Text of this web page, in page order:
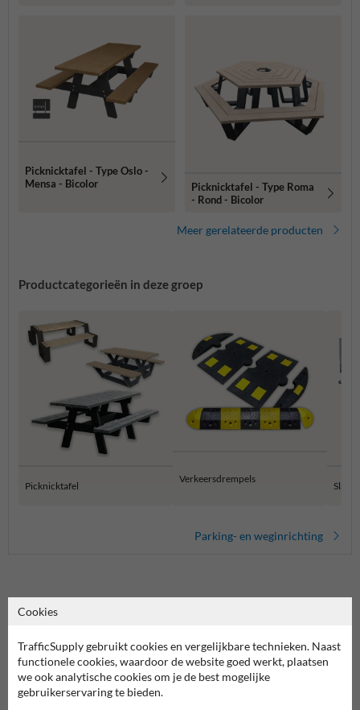
Picknicktafel - Type Oslo -
Mensa - Bicolor
Picknicktafel - Type Roma
- Rond - Bicolor
Meer gerelateerde producten
Productcategorieën in deze groep
Picknicktafel
Verkeersdrempels
Parking- en weginrichting
Picknicktafel London verhoogd: alles wat je moet
Sommige buitenplekken vragen geen klassieke picknickbank, maar
een hogere tafel waar mensen vlot kunnen aanschuiven en even
blijven hangen zonder dat het een vaste zitzone wordt. De
Cookies
TrafficSupply gebruikt cookies en vergelijkbare technieken. Naast
functionele cookies, waardoor de website goed werkt, plaatsen
we ook analytische cookies om je de best mogelijke
gebruikerservaring te bieden.